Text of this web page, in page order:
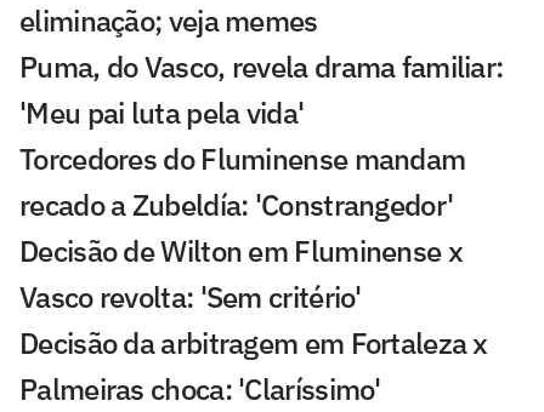
eliminação; veja memes
Puma, do Vasco, revela drama familiar:
'Meu pai luta pela vida'
Torcedores do Fluminense mandam
recado a Zubeldía: 'Constrangedor'
Decisão de Wilton em Fluminense x
Vasco revolta: 'Sem critério'
Decisão da arbitragem em Fortaleza x
Palmeiras choca: 'Claríssimo'